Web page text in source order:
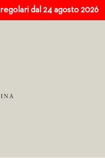
dal 24 agosto 2026